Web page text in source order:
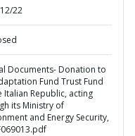
22
Documents- Donation to
Fund Trust Fund
Italian Republic, acting
its Ministry of
and Energy Security,